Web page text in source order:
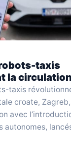
taxis
la circulation
taxis
croate, Zagreb,
avec
autonomes,